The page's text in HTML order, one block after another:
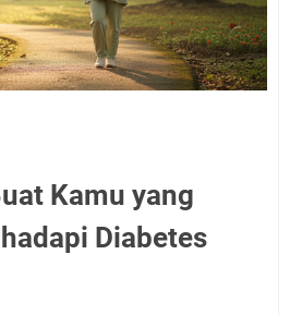
Kamu yang
Diabetes